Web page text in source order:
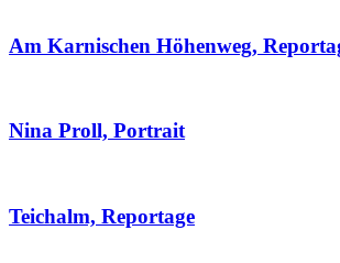
Am Karnischen Höhenweg,
Nina Proll, Portrait
Teichalm, Reportage